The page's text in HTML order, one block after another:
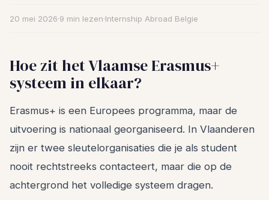
20 mei 2026·9 min lezen·Internship Abroad Belgie
Hoe zit het Vlaamse Erasmus+
systeem in elkaar?
Erasmus+ is een Europees programma, maar de
uitvoering is nationaal georganiseerd. In Vlaanderen
zijn er twee sleutelorganisaties die je als student
nooit rechtstreeks contacteert, maar die op de
achtergrond het volledige systeem dragen.